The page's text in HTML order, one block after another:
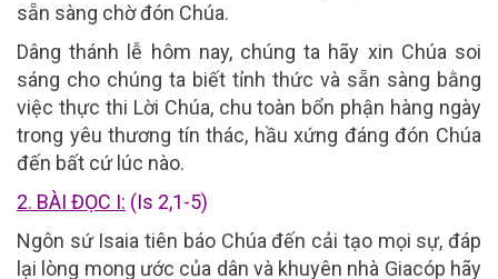
sẵn sàng chờ đón Chúa.
Dâng thánh lễ hôm nay, chúng ta hãy xin Chúa soi
sáng cho chúng ta biết tỉnh thức và sẵn sàng bằng
việc thực thi Lời Chúa, chu toàn bổn phận hàng ngày
trong yêu thương tín thác, hầu xứng đáng đón Chúa
đến bất cứ lúc nào.
2. BÀI ĐỌC I: (Is 2,1-5)
Ngôn sứ Isaia tiên báo Chúa đến cải tạo mọi sự, đáp
lại lòng mong ước của dân và khuyên nhà Giacóp hãy